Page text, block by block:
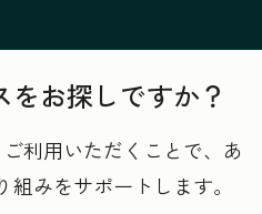
お探しですか？
利用いただくことで、あ
みをサポートします。